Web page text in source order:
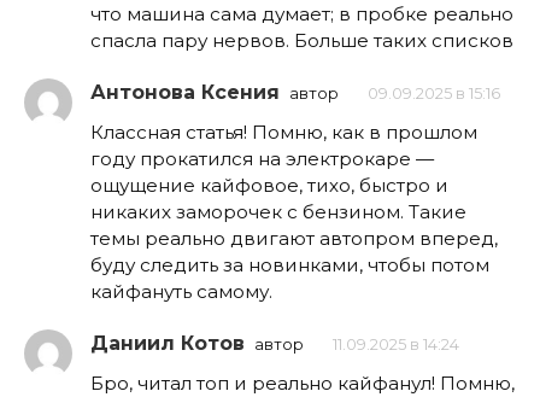
что машина сама думает; в пробке реально
спасла пару нервов. Больше таких списков
Антонова Ксения автор 09.09.2025 в 15:16
Классная статья! Помню, как в прошлом
году прокатился на электрокаре —
ощущение кайфовое, тихо, быстро и
никаких заморочек с бензином. Такие
темы реально двигают автопром вперед,
буду следить за новинками, чтобы потом
кайфануть самому.
Даниил Котов автор 11.09.2025 в 14:24
Бро, читал топ и реально кайфанул! Помню,